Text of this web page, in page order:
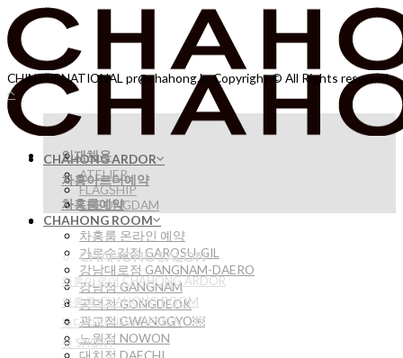
Skip
to
content
CHAHONG ARDOR
ATELIER
FLAGSHIP
CHEONGDAM
CHAHONG ROOM
차홍룸 온라인 예약
가로수길점 GAROSU-GIL
강남대로점 GANGNAM-DAERO
강남점 GANGNAM
공덕점 GONGDEOK
광교점 GWANGGYO￼
노원점 NOWON
대치점 DAECHI
CHINTERNATIONAL pr@chahong.kr Copyright © All Rights reserved.
인재채용
차홍아르더예약
차홍룸예약
CHAHONG SALON
차홍아르더 CHAHONG ARDOR
차홍룸 CHAHONG ROOM
뉴디자인 NEW DESIGN
숏 SHORT